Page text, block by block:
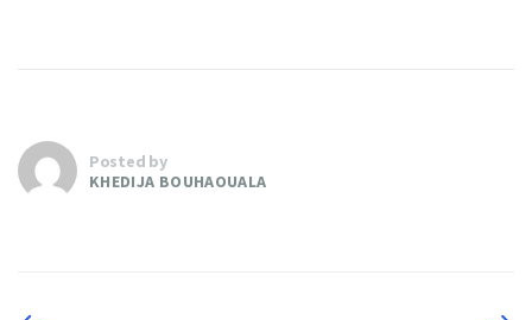
Posted by
KHEDIJA BOUHAOUALA